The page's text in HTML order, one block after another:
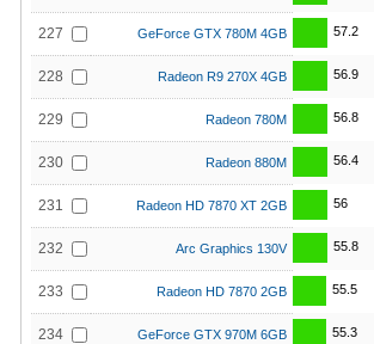
227 GeForce GTX 780M 4GB 57.2
228 Radeon R9 270X 4GB 56.9
229 Radeon 780M 56.8
230 Radeon 880M 56.4
231 Radeon HD 7870 XT 2GB 56
232 Arc Graphics 130V 55.8
233 Radeon HD 7870 2GB 55.5
234 GeForce GTX 970M 6GB 55.3